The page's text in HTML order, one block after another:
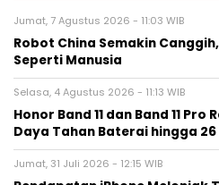
Jumat, 7 Agustus 2026 - 11:03 WIB
Robot China Semakin
Seperti Manusia
Selasa, 4 Agustus 2026 - 11:13 WIB
Honor Band 11 dan Band 11 Pro
Daya Tahan Baterai hingga 26
Jumat, 31 Juli 2026 - 12:15 WIB